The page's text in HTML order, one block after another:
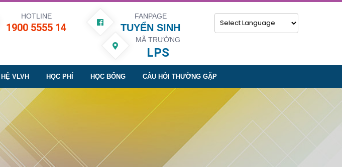
FANPAGE
TUYỂN SINH
HOTLINE
1900 5555 14
MÃ TRƯỜNG
LPS
HỆ VLVH HỌC PHÍ HỌC BỔNG CÂU HỎI THƯỜNG GẶP